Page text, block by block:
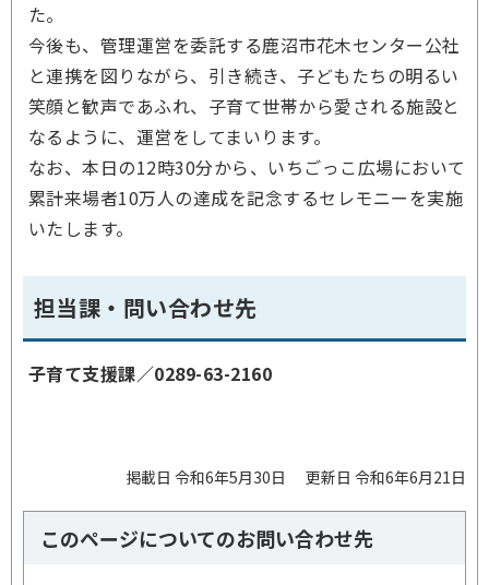
た。
今後も、管理運営を委託する鹿沼市花木センター公社
と連携を図りながら、引き続き、子どもたちの明るい
笑顔と歓声であふれ、子育て世帯から愛される施設と
なるように、運営をしてまいります。
なお、本日の12時30分から、いちごっこ広場において
累計来場者10万人の達成を記念するセレモニーを実施
いたします。
担当課・問い合わせ先
子育て支援課／0289-63-2160
掲載日 令和6年5月30日 更新日 令和6年6月21日
このページについてのお問い合わせ先